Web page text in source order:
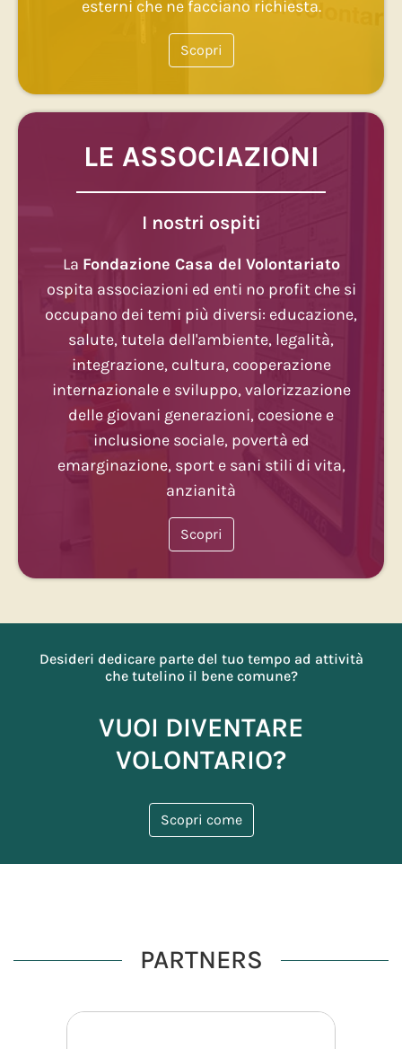
esterni che ne facciano richiesta.
Scopri
LE ASSOCIAZIONI
I nostri ospiti
La Fondazione Casa del Volontariato
ospita associazioni ed enti no profit che si
occupano dei temi più diversi: educazione,
salute, tutela dell'ambiente, legalità,
integrazione, cultura, cooperazione
internazionale e sviluppo, valorizzazione
delle giovani generazioni, coesione e
inclusione sociale, povertà ed
emarginazione, sport e sani stili di vita,
anzianità
Scopri
Desideri dedicare parte del tuo tempo ad attività
che tutelino il bene comune?
VUOI DIVENTARE
VOLONTARIO?
Scopri come
PARTNERS